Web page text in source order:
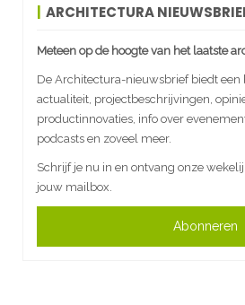
ARCHITECTURA
Meteen op de hoogte van het laatste
De Architectura-nieuwsbrief biedt een
actualiteit, projectbeschrijvingen,
productinnovaties, info over
podcasts en zoveel meer.
Schrijf je nu in en ontvang onze
jouw mailbox.
Abonneren